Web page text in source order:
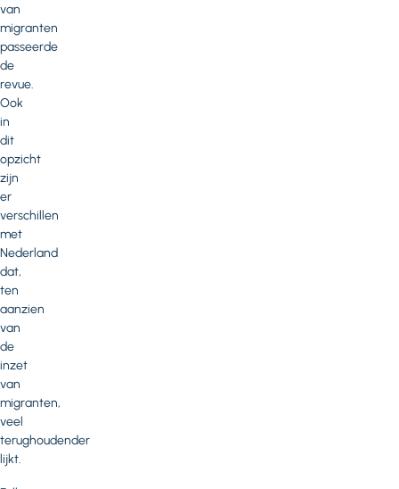
van
migranten
passeerde
de
revue.
Ook
in
dit
opzicht
zijn
er
verschillen
met
Nederland
dat,
ten
aanzien
van
de
inzet
van
migranten,
veel
terughoudender
lijkt.